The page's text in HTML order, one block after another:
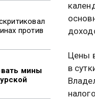
против
мины
Цены
в